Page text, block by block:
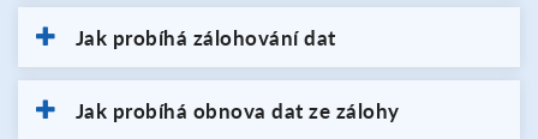
Jak probíhá zálohování dat
Jak probíhá obnova dat ze zálohy